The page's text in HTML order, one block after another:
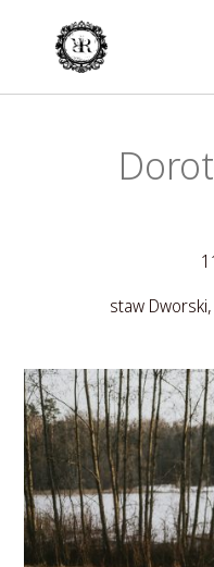
staw